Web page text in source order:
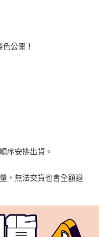
公開！
序安排出貨。
，無法交貨也會全額退